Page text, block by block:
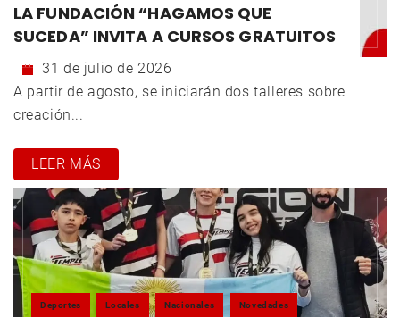
LA FUNDACIÓN “HAGAMOS QUE
SUCEDA” INVITA A CURSOS GRATUITOS
31 de julio de 2026
A partir de agosto, se iniciarán dos talleres sobre
creación...
LEER MÁS
Deportes Locales Nacionales Novedades